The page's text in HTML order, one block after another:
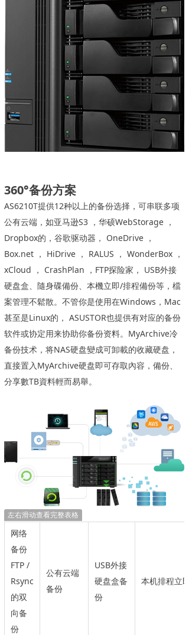
360°备份方案
AS6210T提供12种以上的备份选择，可串联多项
公有云端，如亚马逊S3 ，华硕WebStorage ，
Dropbox的，谷歌驱动器， OneDrive ，
Box.net ， HiDrive ， RALUS ， WonderBox ，
xCloud ， CrashPlan ，FTP探险家， USB外接
硬盘盒、隨身碟備份、本機立即/排程備份等，檔
案管理不鬆散。不管你是使用在Windows，Mac
甚至是Linux的， ASUSTOR也提供有对应的备份
软件或协定用来协助你备份资料。MyArchive冷
备份技术，将NAS硬盘變成可卸載的收藏硬盘，
直接置入MyArchive硬盘即可存取內容，備份、
分享數TB資料輕而易舉。
左右滑动查看完整表格
网​络​
备份
FTP /
Rsync
的双
向备
份
公有云端
备份
USB外接
硬盘盒备
份
本机排程立即